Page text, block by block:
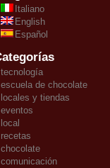
Italiano
English
Español
tecnología
escuela de chocolate
locales y tiendas
eventos
local
recetas
chocolate
comunicación